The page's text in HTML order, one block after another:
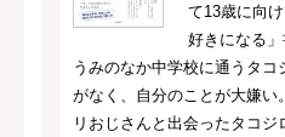
て13歳に向
好きになる」
うみのなか中学校に通うタ
がなく、自分のことが大嫌い
リおじさんと出会ったタコ